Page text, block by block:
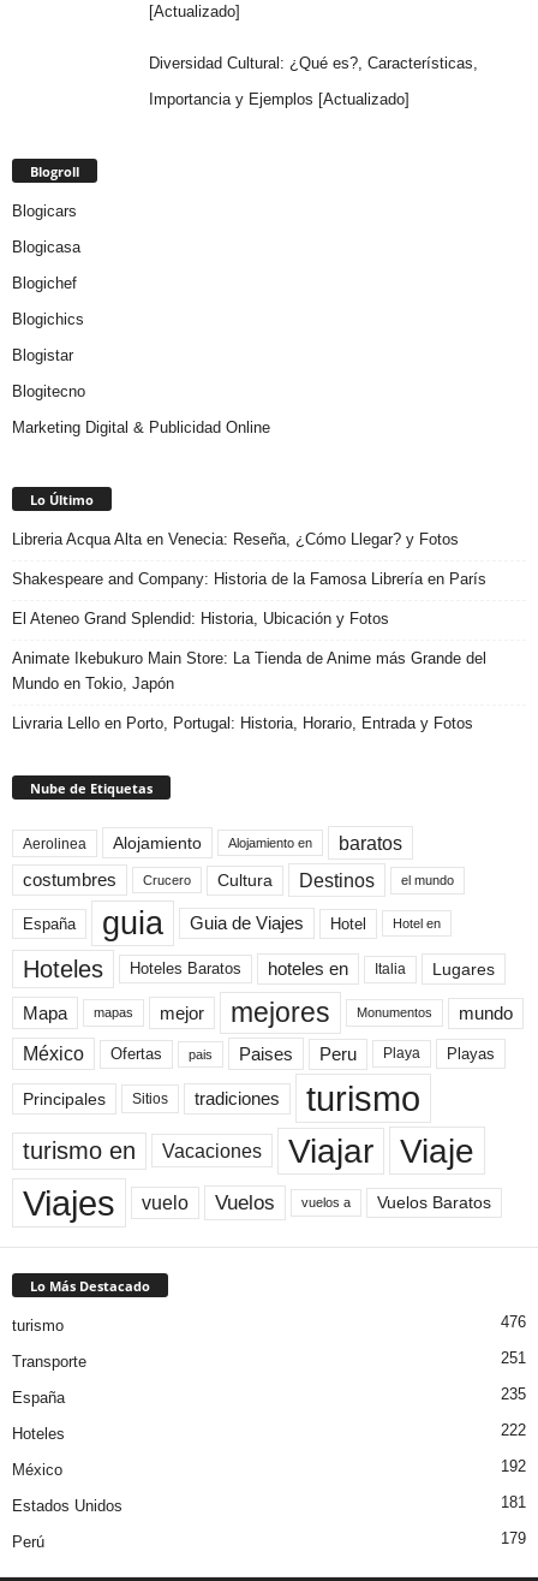
[Actualizado]
Diversidad Cultural: ¿Qué es?, Características,
Importancia y Ejemplos [Actualizado]
Blogroll
Blogicars
Blogicasa
Blogichef
Blogichics
Blogistar
Blogitecno
Marketing Digital & Publicidad Online
Lo Último
Libreria Acqua Alta en Venecia: Reseña, ¿Cómo Llegar? y Fotos
Shakespeare and Company: Historia de la Famosa Librería en París
El Ateneo Grand Splendid: Historia, Ubicación y Fotos
Animate Ikebukuro Main Store: La Tienda de Anime más Grande del
Mundo en Tokio, Japón
Livraria Lello en Porto, Portugal: Historia, Horario, Entrada y Fotos
Nube de Etiquetas
Aerolinea Alojamiento Alojamiento en baratos
costumbres Crucero Cultura Destinos el mundo
España guia Guia de Viajes Hotel Hotel en
Hoteles Hoteles Baratos hoteles en Italia Lugares
Mapa mapas mejor mejores Monumentos mundo
México Ofertas pais Paises Peru Playa Playas
Principales Sitios tradiciones turismo
turismo en Vacaciones Viajar Viaje
Viajes vuelo Vuelos vuelos a Vuelos Baratos
Lo Más Destacado
turismo 476
Transporte 251
España 235
Hoteles 222
México 192
Estados Unidos 181
Perú 179